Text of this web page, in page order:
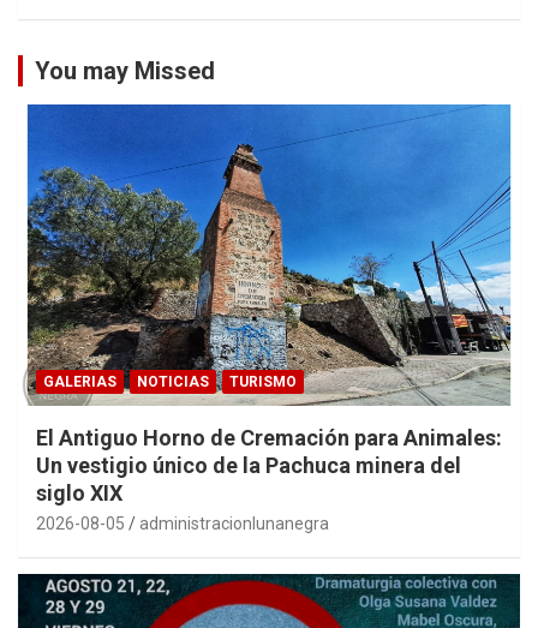
You may Missed
GALERIAS NOTICIAS TURISMO
El Antiguo Horno de Cremación para Animales:
Un vestigio único de la Pachuca minera del
siglo XIX
2026-08-05 administracionlunanegra